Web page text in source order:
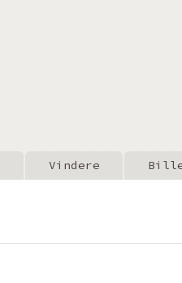
Vindere